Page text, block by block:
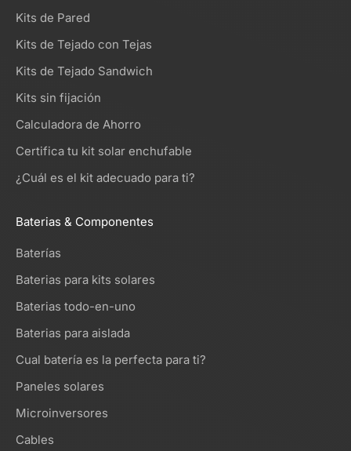
Kits de Pared
Kits de Tejado con Tejas
Kits de Tejado Sandwich
Kits sin fijación
Calculadora de Ahorro
Certifica tu kit solar enchufable
¿Cuál es el kit adecuado para ti?
Baterias & Componentes
Baterías
Baterias para kits solares
Baterias todo-en-uno
Baterias para aislada
Cual batería es la perfecta para ti?
Paneles solares
Microinversores
Cables